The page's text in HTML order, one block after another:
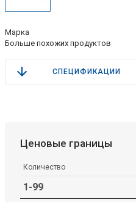
Марка
Больше похожих продуктов
СПЕЦИФИКАЦИИ
Ценовые границы
Количество
1-99